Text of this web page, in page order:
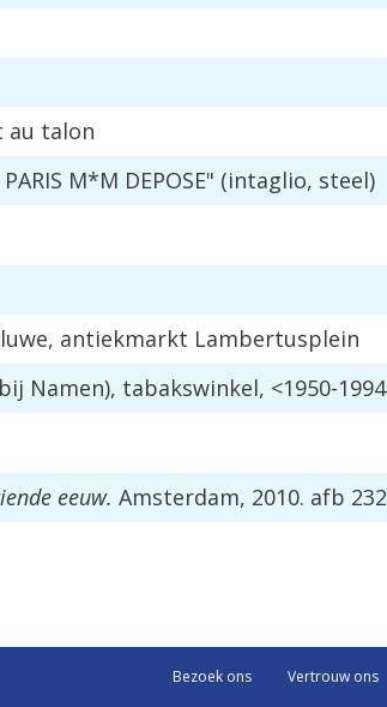
au talon
PARIS M*M DEPOSE" (intaglio, steel)
, antiekmarkt Lambertusplein
bij Namen), tabakswinkel, <1950-1994
eeuw. Amsterdam, 2010. afb 232
Bezoek ons Vertrouw ons